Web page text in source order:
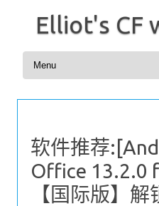
Elliot's CF
Skip to content
软件推荐
Office 13.2.0
【国际版】解